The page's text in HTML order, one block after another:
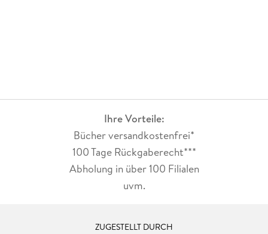
Ihre Vorteile:
Bücher versandkostenfrei*
100 Tage Rückgaberecht***
Abholung in über 100 Filialen
uvm.
ZUGESTELLT DURCH